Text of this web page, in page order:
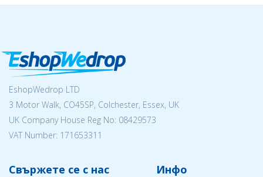
EshopWedrop LTD
3 Motor Walk, CO45SP, Colchester, Essex, UK
UK Company House Reg No: 08429573
VAT Number: 171653311
Свържете се с нас Инфо